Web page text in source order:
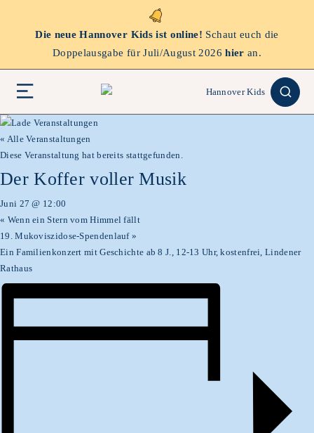
Die neue Hannover Kids ist online! Schaut euch die
Doppelausgabe für Juli/August 2026hier an.
« Alle Veranstaltungen
Diese Veranstaltung hat bereits stattgefunden.
Der Koffer voller Musik
Juni 27 @ 12:00
« Wenn ein Stern vom Himmel fällt
19. Mukoviszidose-Spendenlauf»
Ein Familienkonzert mit Geschichte ab 8 J., 12-13 Uhr, kostenfrei, Lindener
Rathaus